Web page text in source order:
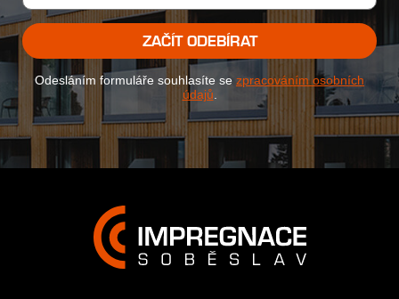
ZAČÍT ODEBÍRAT
Odesláním formuláře souhlasíte se zpracováním osobních
údajů